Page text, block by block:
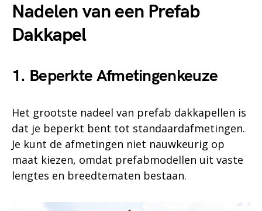
Nadelen van een Prefab
Dakkapel
1. Beperkte Afmetingenkeuze
Het grootste nadeel van prefab dakkapellen is
dat je beperkt bent tot standaardafmetingen.
Je kunt de afmetingen niet nauwkeurig op
maat kiezen, omdat prefabmodellen uit vaste
lengtes en breedtematen bestaan.